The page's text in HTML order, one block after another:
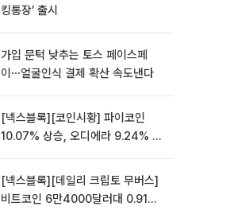
킹통장’ 출시
가입 문턱 낮추는 토스 페이스페
이⋯얼굴인식 결제 확산 속도낸다
[넥스블록][코인시황] 파이코인
10.07% 상승, 오디에라 9.24% 하
[넥스블록][데일리 크립토 무버스]
비트코인 6만4000달러대 0.91%